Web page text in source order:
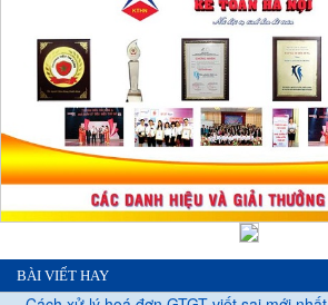
BÀI VIẾT HAY